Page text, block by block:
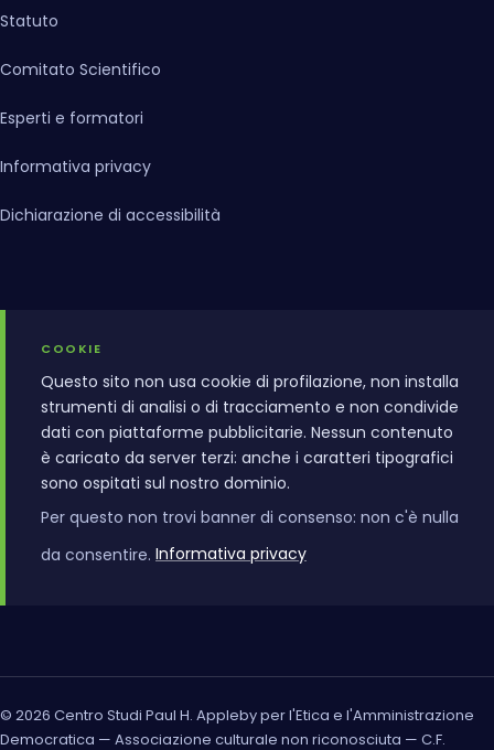
Statuto
Comitato Scientifico
Esperti e formatori
Informativa privacy
Dichiarazione di accessibilità
COOKIE
Questo sito non usa cookie di profilazione, non installa
strumenti di analisi o di tracciamento e non condivide
dati con piattaforme pubblicitarie. Nessun contenuto
è caricato da server terzi: anche i caratteri tipografici
sono ospitati sul nostro dominio.
Per questo non trovi banner di consenso: non c'è nulla
da consentire. Informativa privacy
© 2026 Centro Studi Paul H. Appleby per l'Etica e l'Amministrazione
Democratica — Associazione culturale non riconosciuta — C.F.